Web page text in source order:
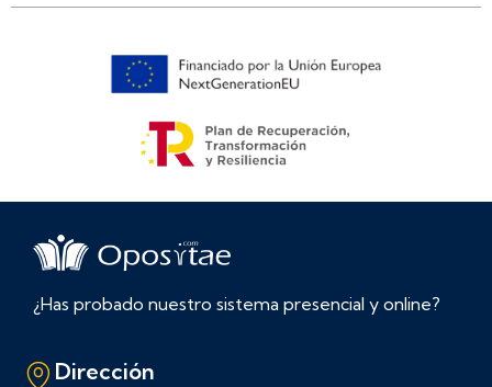
¿Has probado nuestro sistema presencial y online?
Dirección